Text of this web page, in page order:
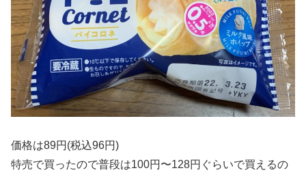
価格は89円(税込96円)
特売で買ったので普段は100円〜128円ぐらいで買えるの